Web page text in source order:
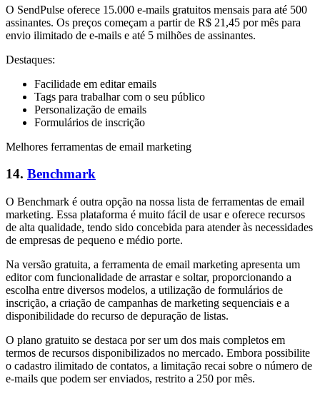
O SendPulse oferece 15.000 e-mails gratuitos mensais para até 500
assinantes. Os preços começam a partir de R$ 21,45 por mês para
envio ilimitado de e-mails e até 5 milhões de assinantes.
Destaques:
Facilidade em editar emails
Tags para trabalhar com o seu público
Personalização de emails
Formulários de inscrição
Melhores ferramentas de email marketing
14. Benchmark
O Benchmark é outra opção na nossa lista de ferramentas de email
marketing. Essa plataforma é muito fácil de usar e oferece recursos
de alta qualidade, tendo sido concebida para atender às necessidades
de empresas de pequeno e médio porte.
Na versão gratuita, a ferramenta de email marketing apresenta um
editor com funcionalidade de arrastar e soltar, proporcionando a
escolha entre diversos modelos, a utilização de formulários de
inscrição, a criação de campanhas de marketing sequenciais e a
disponibilidade do recurso de depuração de listas.
O plano gratuito se destaca por ser um dos mais completos em
termos de recursos disponibilizados no mercado. Embora possibilite
o cadastro ilimitado de contatos, a limitação recai sobre o número de
e-mails que podem ser enviados, restrito a 250 por mês.